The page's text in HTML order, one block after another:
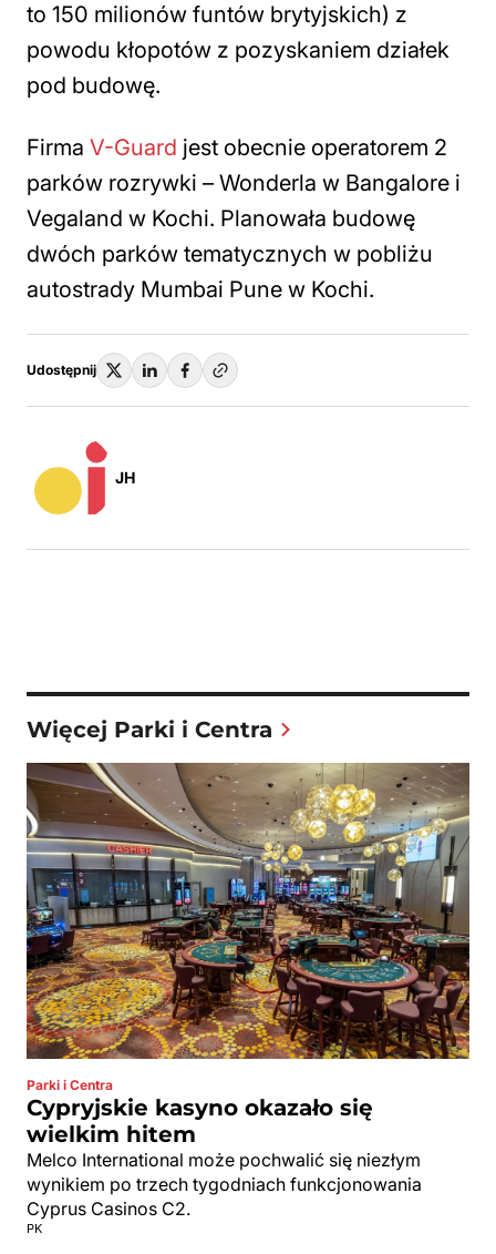
to 150 milionów funtów brytyjskich) z
powodu kłopotów z pozyskaniem działek
pod budowę.
Firma V-Guard jest obecnie operatorem 2
parków rozrywki – Wonderla w Bangalore i
Vegaland w Kochi. Planowała budowę
dwóch parków tematycznych w pobliżu
autostrady Mumbai Pune w Kochi.
Udostępnij
JH
Więcej Parki i Centra
Parki i Centra
Cypryjskie kasyno okazało się
wielkim hitem
Melco International może pochwalić się niezłym
wynikiem po trzech tygodniach funkcjonowania
Cyprus Casinos C2.
PK